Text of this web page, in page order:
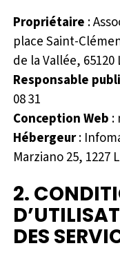
Propriétaire :
place Saint-
de la Vallée,
Responsable
08 31
Conception Web :
Hébergeur:
Marziano 25, 1227
2.
DES